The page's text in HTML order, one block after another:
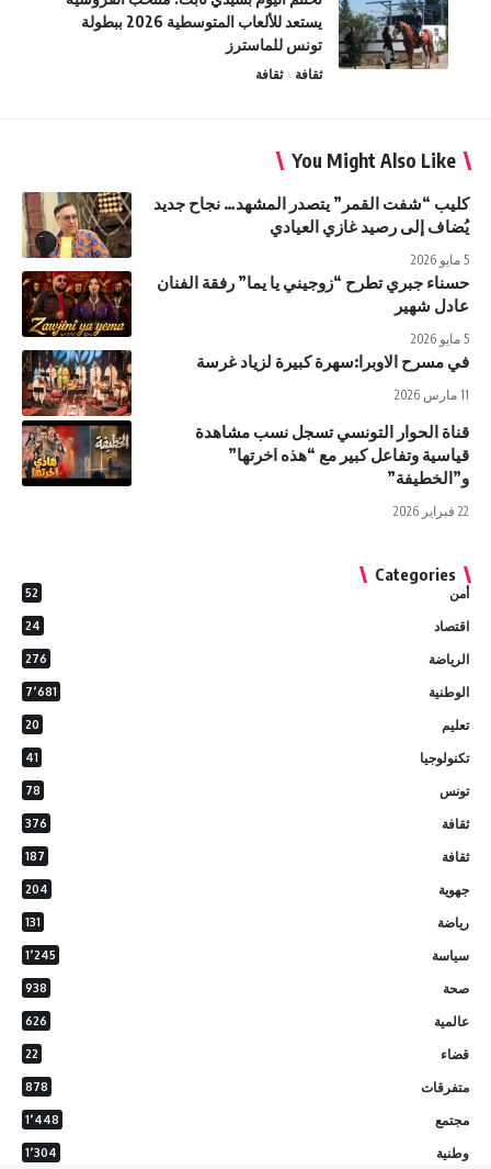
يستعد للألعاب المتوسطية 2026 ببطولة
تونس للماسترز
ثقافة ثقافة
You Might Also Like
كليب “شفت القمر” يتصدر المشهد… نجاح جديد
يُضاف إلى رصيد غازي العيادي
حسناء جبري تطرح “زوجيني يا يما” رفقة الفنان
عادل شهير
في مسرح الاوبرا:سهرة كبيرة لزياد غرسة
قناة الحوار التونسي تسجل نسب مشاهدة
قياسية وتفاعل كبير مع “هذه اخرتها”
و”الخطيفة”
Categories
أمن 52
اقتصاد 24
الرياضة 276
الوطنية 7٬681
تعليم 20
تكنولوجيا 41
تونس 78
ثقافة 376
ثقافة 187
جهوية 204
رياضة 131
سياسة 1٬245
صحة 938
عالمية 626
قضاء 22
متفرقات 878
مجتمع 1٬448
وطنية 1٬304